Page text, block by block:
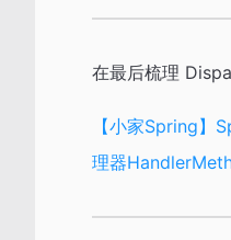
在最后梳理
【小家Spring
理器